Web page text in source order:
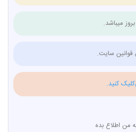
میباشد.
قوانین سایت.
کنید.
من اطلاع بده